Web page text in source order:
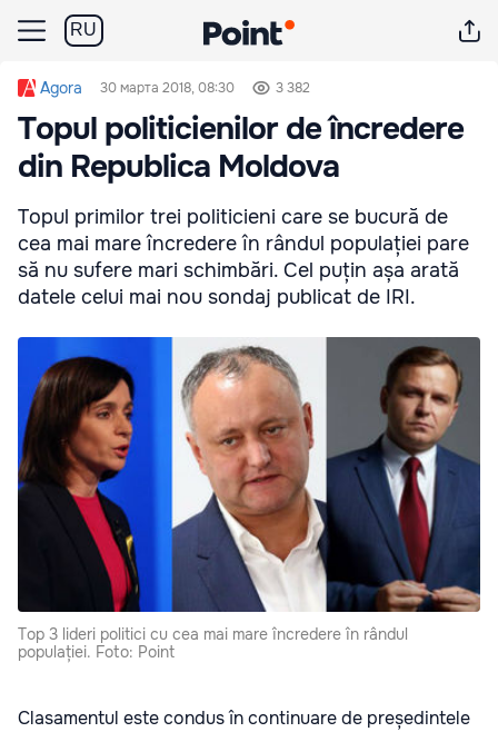
RU
Agora 30 марта 2018, 08:30 3 382
Topul politicienilor de încredere
din Republica Moldova
Topul primilor trei politicieni care se bucură de
cea mai mare încredere în rândul populației pare
să nu sufere mari schimbări. Cel puțin așa arată
datele celui mai nou sondaj publicat de IRI.
Top 3 lideri politici cu cea mai mare încredere în rândul
populației. Foto: Point
Clasamentul este condus în continuare de președintele